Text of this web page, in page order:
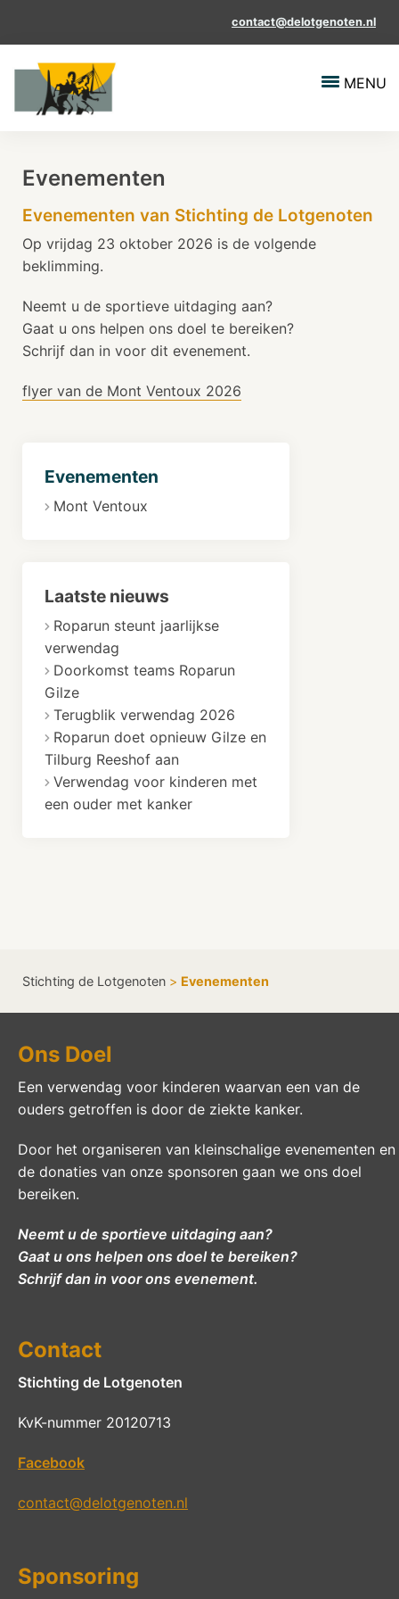
contact@delotgenoten.nl
MENU
Evenementen
Evenementen van Stichting de Lotgenoten
Op vrijdag 23 oktober 2026 is de volgende
beklimming.
Neemt u de sportieve uitdaging aan?
Gaat u ons helpen ons doel te bereiken?
Schrijf dan in voor dit evenement.
flyer van de Mont Ventoux 2026
Evenementen
Mont Ventoux
Laatste nieuws
Roparun steunt jaarlijkse
verwendag
Doorkomst teams Roparun
Gilze
Terugblik verwendag 2026
Roparun doet opnieuw Gilze en
Tilburg Reeshof aan
Verwendag voor kinderen met
een ouder met kanker
Stichting de Lotgenoten > Evenementen
Ons Doel
Een verwendag voor kinderen waarvan een van de
ouders getroffen is door de ziekte kanker.
Door het organiseren van kleinschalige evenementen en
de donaties van onze sponsoren gaan we ons doel
bereiken.
Neemt u de sportieve uitdaging aan?
Gaat u ons helpen ons doel te bereiken?
Schrijf dan in voor ons evenement.
Contact
Stichting de Lotgenoten
KvK-nummer 20120713
Facebook
contact@delotgenoten.nl
Sponsoring